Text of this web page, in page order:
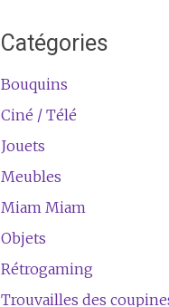
Catégories
Bouquins
Ciné / Télé
Jouets
Meubles
Miam Miam
Objets
Rétrogaming
Trouvailles des